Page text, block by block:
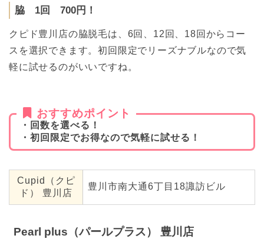
脇 1回 700円！
クピド豊川店の脇脱毛は、6回、12回、18回からコー
スを選択できます。初回限定でリーズナブルなので気
軽に試せるのがいいですね。
おすすめポイント
・回数を選べる！
・初回限定でお得なので気軽に試せる！
Cupid（クピ
ド） 豊川店
豊川市南大通6丁目18諏訪ビル
Pearl plus（パールプラス） 豊川店